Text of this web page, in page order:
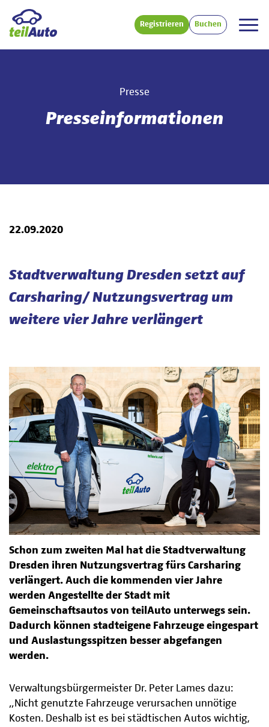
Registrieren Buchen
Presse
Presseinformationen
22.09.2020
Stadtverwaltung Dresden setzt auf
Carsharing/ Nutzungsvertrag um
weitere vier Jahre verlängert
Schon zum zweiten Mal hat die Stadtverwaltung
Dresden ihren Nutzungsvertrag fürs Carsharing
verlängert. Auch die kommenden vier Jahre
werden Angestellte der Stadt mit
Gemeinschaftsautos von teilAuto unterwegs sein.
Dadurch können stadteigene Fahrzeuge eingespart
und Auslastungsspitzen besser abgefangen
werden.
Verwaltungsbürgermeister Dr. Peter Lames dazu:
„Nicht genutzte Fahrzeuge verursachen unnötige
Kosten. Deshalb ist es bei städtischen Autos wichtig,